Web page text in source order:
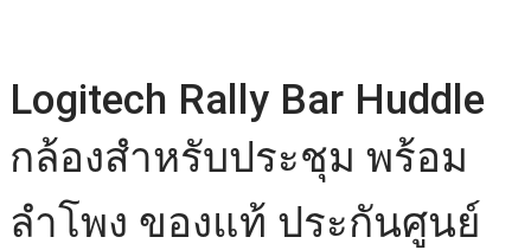
Logitech Rally Bar Huddle
กล้องสำหรับประชุม พร้อม
ลำโพง ของแท้ ประกันศูนย์